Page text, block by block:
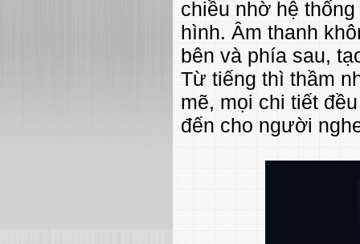
chiều nhờ hệ
hình. Âm thanh
bên và phía sau,
Từ tiếng thì thầm
mẽ, mọi chi tiết
đến cho người